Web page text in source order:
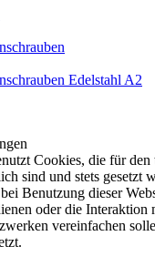
Edelstahl A2
Cookies, die für
sind und stets gesetzt
Benutzung dieser
oder die Interaktion
vereinfachen